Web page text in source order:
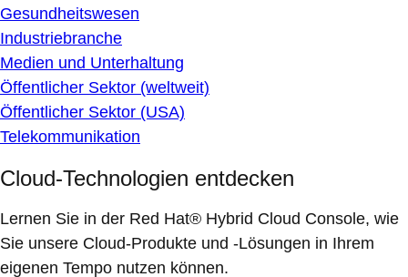
Gesundheitswesen
Industriebranche
Medien und Unterhaltung
Öffentlicher Sektor (weltweit)
Öffentlicher Sektor (USA)
Telekommunikation
Cloud-Technologien entdecken
Lernen Sie in der Red Hat® Hybrid Cloud Console, wie
Sie unsere Cloud-Produkte und -Lösungen in Ihrem
eigenen Tempo nutzen können.